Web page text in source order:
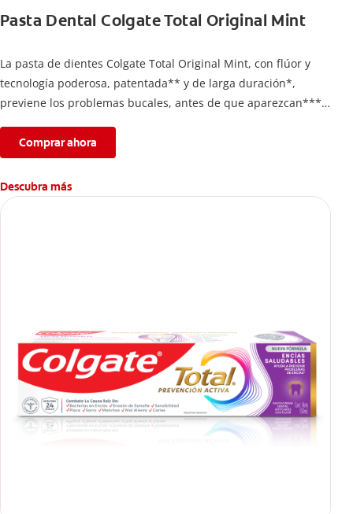
Pasta Dental Colgate Total Original Mint
La pasta de dientes Colgate Total Original Mint, con flúor y
tecnología poderosa, patentada** y de larga duración*,
previene los problemas bucales, antes de que aparezcan****.
completa limpieza dental.
*Con el cepillado 2 veces por día y uso continuo por 4
semanas.
**Patentada en Estados Unidos.
Comprar ahora
Descubra más